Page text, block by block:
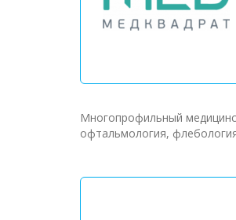
Многопрофильный
офтальмология,